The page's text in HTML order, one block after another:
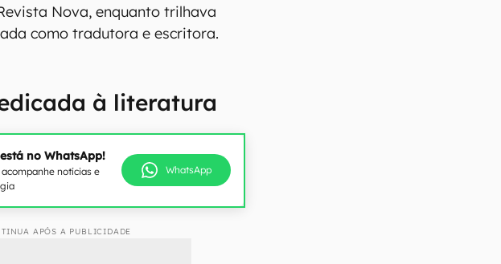
Nova, enquanto trilhava
como tradutora e escritora.
à literatura
no WhatsApp!
notícias e
WhatsApp
APÓS A PUBLICIDADE